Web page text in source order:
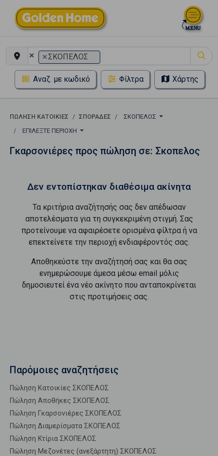
× ×ΣΚΟΠΕΛΟΣ
Αναζ. με κωδικό Φίλτρα Χάρτης
ΠΏΛΗΣΗ ΚΑΤΟΙΚΊΕΣ ΣΠΟΡΑΔΕΣ
ΣΚΟΠΕΛΟΣ
ΕΠΙΛΈΞΤΕ ΠΕΡΙΟΧΉ
Γκαρσονιέρες προς πώληση σε: Σκοπελος
Δεν εντοπίστηκαν διαθέσιμα ακίνητα
Τα κριτήρια αναζήτησής σας δεν απέδωσαν
αποτελέσματα για τη συγκεκριμένη στιγμή. Σας
προτείνουμε να αφαιρέσετε ορισμένα φίλτρα ή να
επεκτείνετε την περιοχή ενδιαφέροντός σας.
Αποθηκεύστε την αναζήτησή σας και θα σας
ενημερώσουμε άμεσα μέσω email μόλις
δημοσιευτεί ένα νέο ακίνητο που ανταποκρίνεται
στις προτιμήσεις σας.
Παρόμοιες αναζητήσεις
Πώληση Κατοικίες ΣΚΟΠΕΛΟΣ
Πώληση Αποθήκες ΣΚΟΠΕΛΟΣ
Πώληση Γκαρσονιέρες ΣΚΟΠΕΛΟΣ
Πώληση Διαμερίσματα ΣΚΟΠΕΛΟΣ
Πώληση Κτίρια ΣΚΟΠΕΛΟΣ
Πώληση Μεζονέτες (ανεξάρτητη) ΣΚΟΠΕΛΟΣ